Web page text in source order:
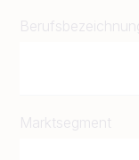
Berufsbezeichnung
Marktsegment